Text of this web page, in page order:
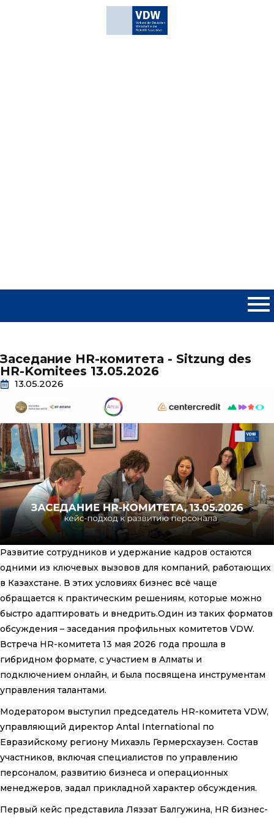
Заседание HR-комитета - Sitzung des
HR-Komitees 13.05.2026
13.05.2026
Развитие сотрудников и удержание кадров остаются
одними из ключевых вызовов для компаний, работающих
в Казахстане. В этих условиях бизнес всё чаще
обращается к практическим решениям, которые можно
быстро адаптировать и внедрить.Один из таких форматов
обсуждения – заседания профильных комитетов VDW.
Встреча HR-комитета 13 мая 2026 года прошла в
гибридном формате, с участием в Алматы и
подключением онлайн, и была посвящена инструментам
управления талантами.
Модератором выступил председатель HR-комитета VDW,
управляющий директор Antal International по
Евразийскому региону Михаэль Гермерсхаузен. Состав
участников, включая специалистов по управлению
персоналом, развитию бизнеса и операционных
менеджеров, задал прикладной характер обсуждения.
Первый кейс представила Ляззат Балгужина, HR бизнес-